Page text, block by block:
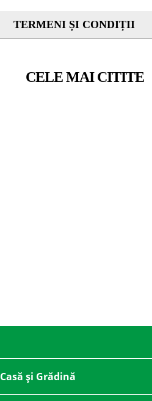
TERMENI ȘI CONDIȚII
CELE MAI CITITE
Casă și Grădină